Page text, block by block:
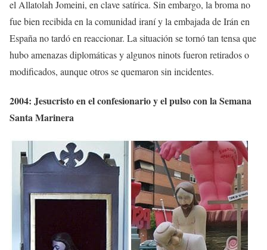
el Allatolah Jomeini, en clave satírica. Sin embargo, la broma no
fue bien recibida en la comunidad iraní y la embajada de Irán en
España no tardó en reaccionar. La situación se tornó tan tensa que
hubo amenazas diplomáticas y algunos ninots fueron retirados o
modificados, aunque otros se quemaron sin incidentes.
2004: Jesucristo en el confesionario y el pulso con la Semana
Santa Marinera